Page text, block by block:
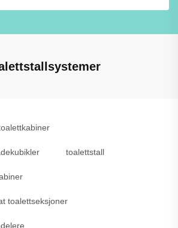
toalettstall
toalettseksjoner